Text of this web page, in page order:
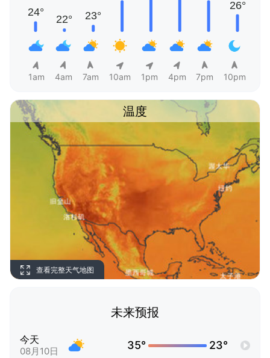
1am 4am 7am 10am 1pm 4pm 7pm 10pm
温度
查看完整天气地图
未来预报
今天
08月10日 35° 23°